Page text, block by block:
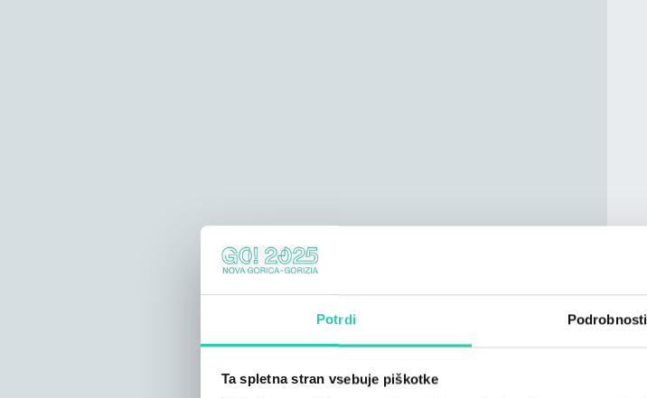
Potrdi Podrobnosti
Ta spletna stran vsebuje piškotke